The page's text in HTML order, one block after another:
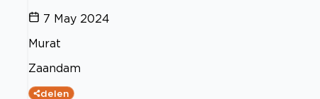
7 May 2024
Murat
Zaandam
delen